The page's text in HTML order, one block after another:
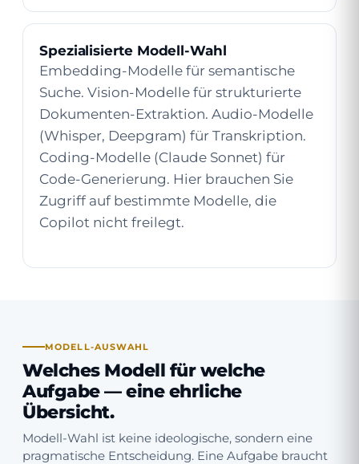
Spezialisierte Modell-Wahl
Embedding-Modelle für semantische
Suche. Vision-Modelle für strukturierte
Dokumenten-Extraktion. Audio-Modelle
(Whisper, Deepgram) für Transkription.
Coding-Modelle (Claude Sonnet) für
Code-Generierung. Hier brauchen Sie
Zugriff auf bestimmte Modelle, die
Copilot nicht freilegt.
MODELL-AUSWAHL
Welches Modell für welche
Aufgabe — eine ehrliche
Übersicht.
Modell-Wahl ist keine ideologische, sondern eine
pragmatische Entscheidung. Eine Aufgabe braucht